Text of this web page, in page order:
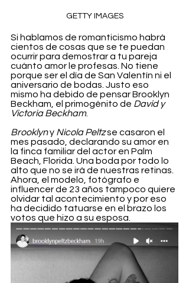
GETTY IMAGES
Si hablamos de romanticismo habrá
cientos de cosas que se te puedan
ocurrir para demostrar a tu pareja
cuánto amor le profesas. No tiene
porque ser el día de San Valentín ni el
aniversario de bodas. Justo eso
mismo ha debido de pensar Brooklyn
Beckham, el primogénito de David y
Victoria Beckham.
Brooklyn y Nicola Peltz se casaron el
mes pasado, declarando su amor en
la finca familiar del actor en Palm
Beach, Florida. Una boda por todo lo
alto que no se irá de nuestras retinas.
Ahora, el modelo, fotógrafo e
influencer de 23 años tampoco quiere
olvidar tal acontecimiento y por eso
ha decidido tatuarse en el brazo los
votos que hizo a su esposa.